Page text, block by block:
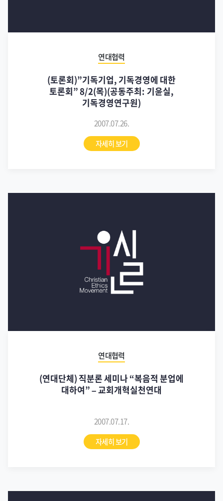
연대협력
(토론회)”기독기업, 기독경영에 대한
토론회” 8/2(목)(공동주최: 기윤실,
기독경영연구원)
2007.07.26.
자세히 보기
연대협력
(연대단체) 직분론 세미나 “복음적 분업에
대하여” – 교회개혁실천연대
2007.07.17.
자세히 보기